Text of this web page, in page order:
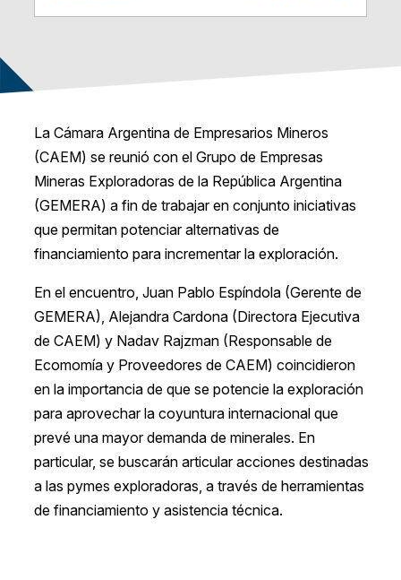
La Cámara Argentina de Empresarios Mineros
(CAEM) se reunió con el Grupo de Empresas
Mineras Exploradoras de la República Argentina
(GEMERA) a fin de trabajar en conjunto iniciativas
que permitan potenciar alternativas de
financiamiento para incrementar la exploración.
En el encuentro, Juan Pablo Espíndola (Gerente de
GEMERA), Alejandra Cardona (Directora Ejecutiva
de CAEM) y Nadav Rajzman (Responsable de
Ecomomía y Proveedores de CAEM) coincidieron
en la importancia de que se potencie la exploración
para aprovechar la coyuntura internacional que
prevé una mayor demanda de minerales. En
particular, se buscarán articular acciones destinadas
a las pymes exploradoras, a través de herramientas
de financiamiento y asistencia técnica.